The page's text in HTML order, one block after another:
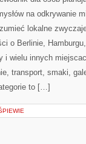
na odkrywanie
lokalne
o Berlinie,
i wielu innych
transport, smaki,
to […]